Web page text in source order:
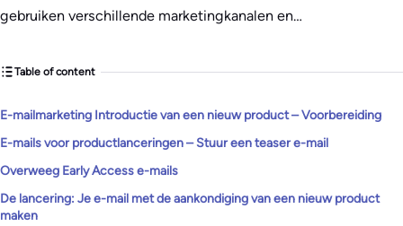
gebruiken verschillende marketingkanalen en…
Table of content
E-mailmarketing Introductie van een nieuw product – Voorbereiding
E-mails voor productlanceringen – Stuur een teaser e-mail
Overweeg Early Access e-mails
De lancering: Je e-mail met de aankondiging van een nieuw product
maken